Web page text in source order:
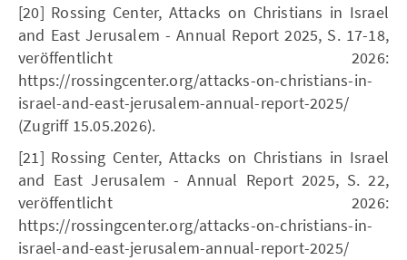
[20] Rossing Center, Attacks on Christians in Israel
and East Jerusalem - Annual Report 2025, S. 17-18,
veröffentlicht 2026:
https://rossingcenter.org/attacks-on-christians-in-
israel-and-east-jerusalem-annual-report-2025/
(Zugriff 15.05.2026).
[21] Rossing Center, Attacks on Christians in Israel
and East Jerusalem - Annual Report 2025, S. 22,
veröffentlicht 2026:
https://rossingcenter.org/attacks-on-christians-in-
israel-and-east-jerusalem-annual-report-2025/